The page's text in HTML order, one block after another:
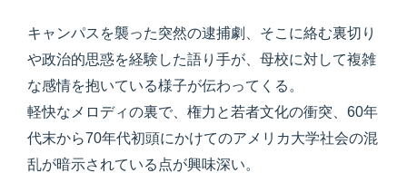
キャンパスを襲った突然の逮捕劇、そこに絡む裏切り
や政治的思惑を経験した語り手が、母校に対して複雑
な感情を抱いている様子が伝わってくる。
軽快なメロディの裏で、権力と若者文化の衝突、60年
代末から70年代初頭にかけてのアメリカ大学社会の混
乱が暗示されている点が興味深い。